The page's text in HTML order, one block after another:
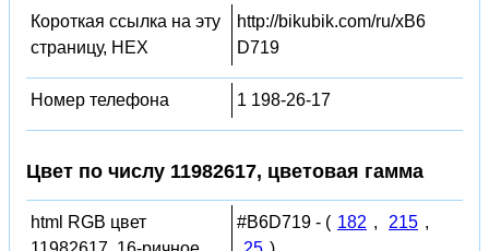
Короткая ссылка на эту
страницу, HEX
http://bikubik.com/ru/xB6
D719
Номер телефона 1 198-26-17
Цвет по числу 11982617, цветовая гамма
html RGB цвет
#B6D719 - ( 182 , 215 ,